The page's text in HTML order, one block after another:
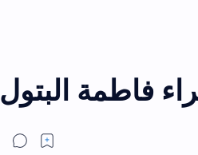
فاطمة البتول